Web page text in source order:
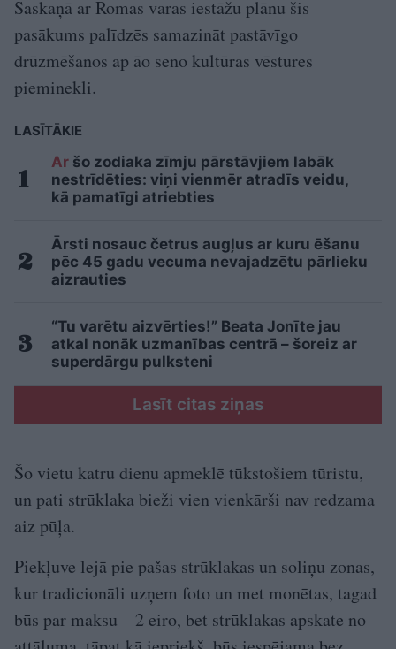
Saskaņā ar Romas varas iestāžu plānu šis
pasākums palīdzēs samazināt pastāvīgo
drūzmēšanos ap āo seno kultūras vēstures
pieminekli.
LASĪTĀKIE
Ar šo zodiaka zīmju pārstāvjiem labāk
nestrīdēties: viņi vienmēr atradīs veidu,
kā pamatīgi atriebties
Ārsti nosauc četrus augļus ar kuru ēšanu
pēc 45 gadu vecuma nevajadzētu pārlieku
aizrauties
“Tu varētu aizvērties!” Beata Jonīte jau
atkal nonāk uzmanības centrā – šoreiz ar
superdārgu pulksteni
Lasīt citas ziņas
Šo vietu katru dienu apmeklē tūkstošiem tūristu,
un pati strūklaka bieži vien vienkārši nav redzama
aiz pūļa.
Piekļuve lejā pie pašas strūklakas un soliņu zonas,
kur tradicionāli uzņem foto un met monētas, tagad
būs par maksu – 2 eiro, bet strūklakas apskate no